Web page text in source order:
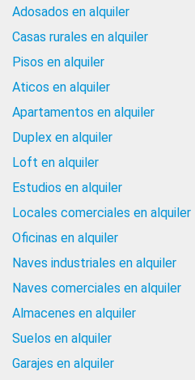
Adosados en alquiler
Casas rurales en alquiler
Pisos en alquiler
Aticos en alquiler
Apartamentos en alquiler
Duplex en alquiler
Loft en alquiler
Estudios en alquiler
Locales comerciales en alquiler
Oficinas en alquiler
Naves industriales en alquiler
Naves comerciales en alquiler
Almacenes en alquiler
Suelos en alquiler
Garajes en alquiler